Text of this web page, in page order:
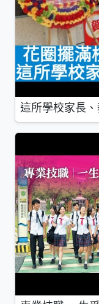
這所學校家長